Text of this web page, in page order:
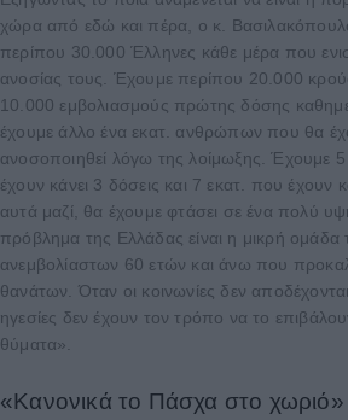
χώρα από εδώ και πέρα, ο κ.
περίπου 30.000 Έλληνες κάθε μέρα που
ανοσίας τους. Έχουμε περίπου 20.000
10.000 εμβολιασμούς πρώτης δόσης
έχουμε άλλο ένα εκατ. ανθρώπων που θα
ανοσοποιηθεί λόγω της λοίμωξης. Έχουμε
έχουν κάνει 3 δόσεις και 7 εκατ. που έχουν
αυτά μαζί, θα έχουμε φτάσει σε ένα πολύ
πρόβλημα της Ελλάδας είναι η μικρή
ανεμβολίαστων 60 ετών και άνω που
θανάτων. Όταν οι κοινωνίες δεν
ηγεσίες δεν έχουν τον τρόπο να το
θύματα».
«Κανονικά το Πάσχα στο χωριό»